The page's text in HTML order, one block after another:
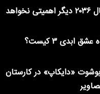
ایلان ماسک: پول در سال ۲۰۳۶ دیگر اهمیتی نخواهد
ابدی ۳ کیست؟
«دایکاپ» در کارستان